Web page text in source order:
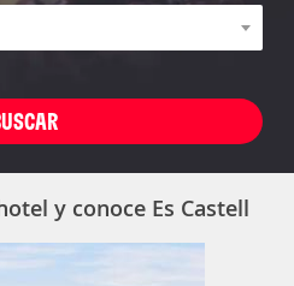
y conoce Es Castell